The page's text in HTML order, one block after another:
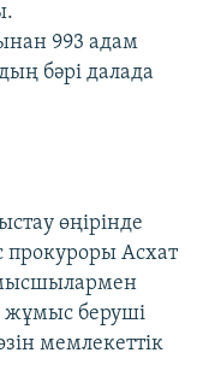
993 адам
бәрі далада
өңірінде
прокуроры Асхат
жұмыс беруші
мемлекеттік